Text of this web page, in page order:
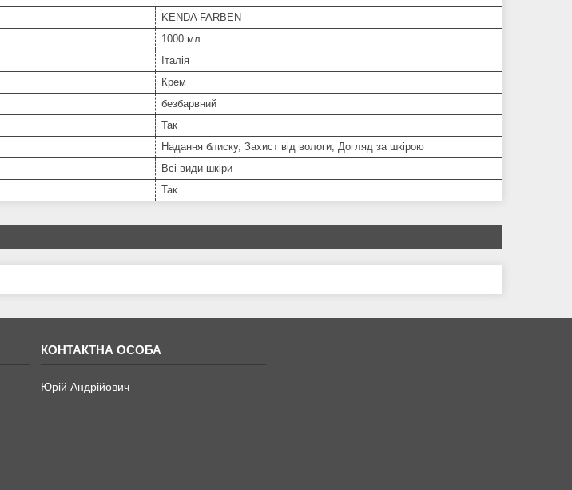
KENDA FARBEN
1000 мл
Італія
Крем
безбарвний
Так
Надання блиску, Захист від вологи, Догляд за шкірою
Всі види шкіри
Так
Юрій Андрійович